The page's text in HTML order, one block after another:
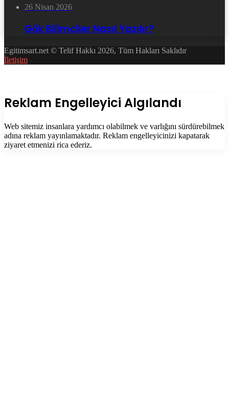
26 Nisan 2026
Gök Bilimciler Nasıl Yazılır?
Egitimsart.net © Telif Hakkı 2026, Tüm Hakları Saklıdır
İletişim
Kapalı
Reklam Engelleyici Algılandı
Web sitemiz insanlara yardımcı olabilmek ve varlığını sürdürebilmek
adına reklam yayınlamaktadır. Reklam engelleyicinizi kapatarak
ziyaret etmenizi rica ederiz.